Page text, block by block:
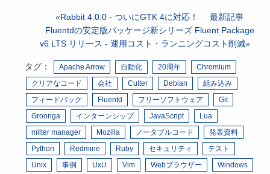
Rabbit 4.0.0 - ついにGTK 4に対応！
最新記事
Fluentdの安定版パッケージ新シリーズ Fluent Package
v6 LTS リリース - 運用コスト・ランニングコスト削減
タグ： Apache Arrow 自動化 20周年
Chromium
クリアなコード
会社 Cutter Debian
組み込み
フィードバック
Fluentd フリーソフトウェア
Git
Groonga
インターンシップ JavaScript
Lua
milter manager
Mozilla ノータブルコード
発表資料
Python
Redmine Ruby セキュリティ
テスト
Unix
事例 UxU Vim Webブラウザー Windows